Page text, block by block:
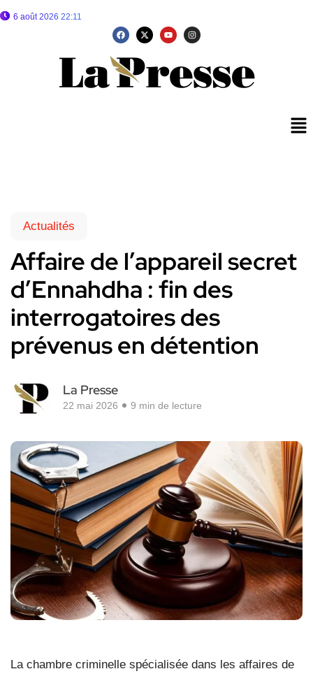
6 août 2026 22:11
Actualités
Affaire de l’appareil secret
d’Ennahdha : fin des
interrogatoires des
prévenus en détention
La Presse
22 mai 2026 9 min de lecture
La chambre criminelle spécialisée dans les affaires de